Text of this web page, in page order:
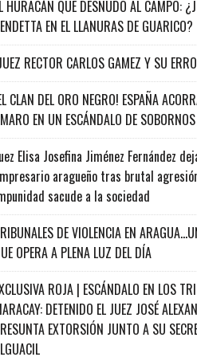
HURACÁN QUE DESNUDÓ AL CAMPO:
EN EL LLANURAS DE GUARICO?
RECTOR CARLOS GAMEZ Y SU
CLAN DEL ORO NEGRO! ESPAÑA
EN UN ESCÁNDALO DE
Elisa Josefina Jiménez Fernández
aragueño tras brutal
sacude a la sociedad
DE VIOLENCIA EN
OPERA A PLENA LUZ DEL DÍA
ROJA | ESCÁNDALO EN LOS
DETENIDO EL JUEZ JOSÉ
EXTORSIÓN JUNTO A SU